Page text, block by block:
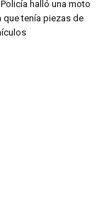
halló una moto
que tenía piezas de